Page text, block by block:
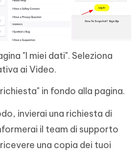
"I miei dati". Seleziona
ai Video.
in fondo alla pagina.
invierai una richiesta di
il team di supporto
una copia dei tuoi